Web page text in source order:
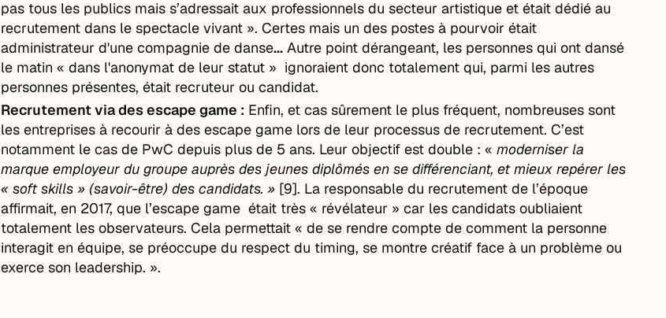
pas tous les publics mais s’adressait aux professionnels du secteur artistique et était dédié au
recrutement dans le spectacle vivant ». Certes mais un des postes à pourvoir était
administrateur d'une compagnie de danse... Autre point dérangeant, les personnes qui ont dansé
le matin « dans l'anonymat de leur statut » ignoraient donc totalement qui, parmi les autres
personnes présentes, était recruteur ou candidat.
Recrutement via des escape game : Enfin, et cas sûrement le plus fréquent, nombreuses sont
les entreprises à recourir à des escape game lors de leur processus de recrutement. C’est
notamment le cas de PwC depuis plus de 5 ans. Leur objectif est double : « moderniser la
marque employeur du groupe auprès des jeunes diplômés en se différenciant, et mieux repérer les
« soft skills » (savoir-être) des candidats. » [9]. La responsable du recrutement de l’époque
affirmait, en 2017, que l’escape game était très « révélateur » car les candidats oubliaient
totalement les observateurs. Cela permettait « de se rendre compte de comment la personne
interagit en équipe, se préoccupe du respect du timing, se montre créatif face à un problème ou
exerce son leadership. ».